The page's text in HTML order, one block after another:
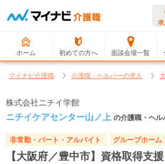
求
ホーム 初めての方へ 面談会場一覧
マイナビ介護職 介護職・ヘルパーの求人
株式会社ニチイ学館
ニチイケアセンター山ノ上 の介護職・ヘル
非常勤・パート・アルバイト グループホーム
【大阪府／豊中市】資格取得支援